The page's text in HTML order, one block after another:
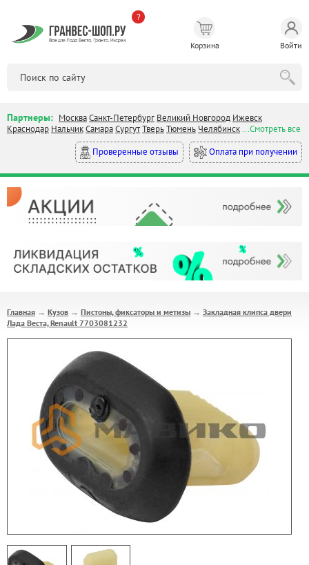
?
Корзина Войти
Партнеры: МоскваСанкт-Петербург Великий Новгород Ижевск
Краснодар НальчикСамараСургутТверьТюмень Челябинск...Смотреть все
Проверенные отзывы
Оплата при получении
Главная → Кузов → Пистоны, фиксаторы и метизы → Закладная клипса двери
Лада Веста, Renault 7703081232